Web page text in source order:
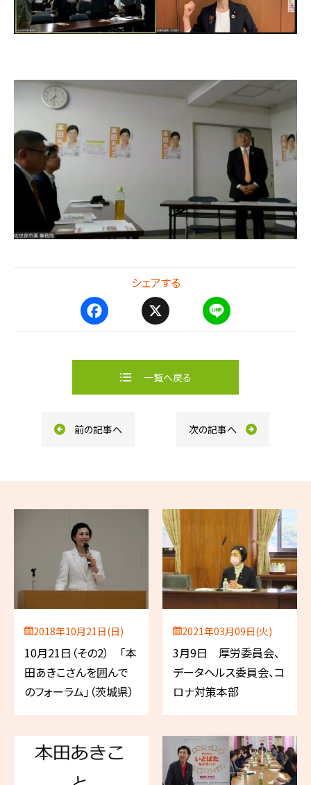
シェアする
e
o
e
一覧へ戻る
前の記事へ 次の記事へ
2018年10月21日(日)
10月21日（その2） 「本
田あきこさんを囲んで
のフォーラム」（茨城県）
2021年03月09日(火)
3月9日 厚労委員会、
データヘルス委員会、コ
ロナ対策本部